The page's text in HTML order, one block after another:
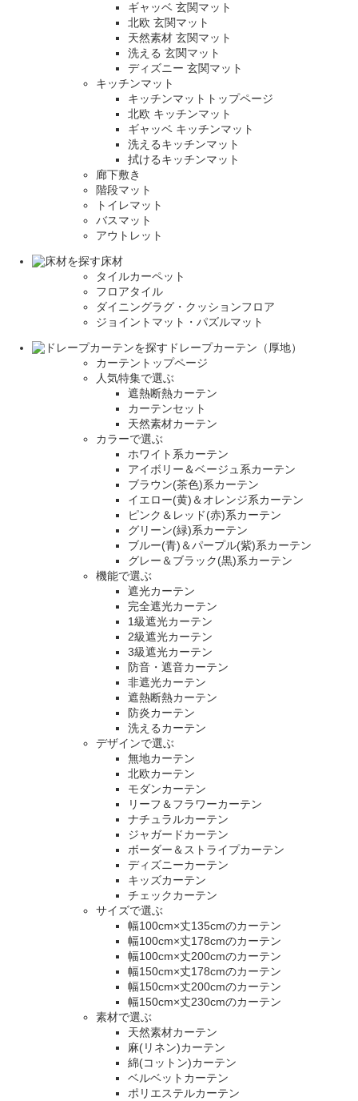
ギャッベ 玄関マット
北欧 玄関マット
天然素材 玄関マット
洗える 玄関マット
ディズニー 玄関マット
キッチンマット
キッチンマットトップページ
北欧 キッチンマット
ギャッベ キッチンマット
洗えるキッチンマット
拭けるキッチンマット
廊下敷き
階段マット
トイレマット
バスマット
アウトレット
床材
タイルカーペット
フロアタイル
ダイニングラグ・クッションフロア
ジョイントマット・パズルマット
ドレープカーテン（厚地）
カーテントップページ
人気特集で選ぶ
遮熱断熱カーテン
カーテンセット
天然素材カーテン
カラーで選ぶ
ホワイト系カーテン
アイボリー＆ベージュ系カーテン
ブラウン(茶色)系カーテン
イエロー(黄)＆オレンジ系カーテン
ピンク＆レッド(赤)系カーテン
グリーン(緑)系カーテン
ブルー(青)＆パープル(紫)系カーテン
グレー＆ブラック(黒)系カーテン
機能で選ぶ
遮光カーテン
完全遮光カーテン
1級遮光カーテン
2級遮光カーテン
3級遮光カーテン
防音・遮音カーテン
非遮光カーテン
遮熱断熱カーテン
防炎カーテン
洗えるカーテン
デザインで選ぶ
無地カーテン
北欧カーテン
モダンカーテン
リーフ＆フラワーカーテン
ナチュラルカーテン
ジャガードカーテン
ボーダー＆ストライプカーテン
ディズニーカーテン
キッズカーテン
チェックカーテン
サイズで選ぶ
幅100cm×丈135cmのカーテン
幅100cm×丈178cmのカーテン
幅100cm×丈200cmのカーテン
幅150cm×丈178cmのカーテン
幅150cm×丈200cmのカーテン
幅150cm×丈230cmのカーテン
素材で選ぶ
天然素材カーテン
麻(リネン)カーテン
綿(コットン)カーテン
ベルベットカーテン
ポリエステルカーテン